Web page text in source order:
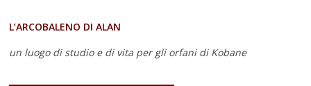
L’ARCOBALENO DI ALAN
un luogo di studio e di vita per gli orfani di Kobane